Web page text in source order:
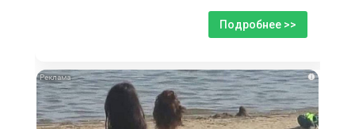
Подробнее >>
i